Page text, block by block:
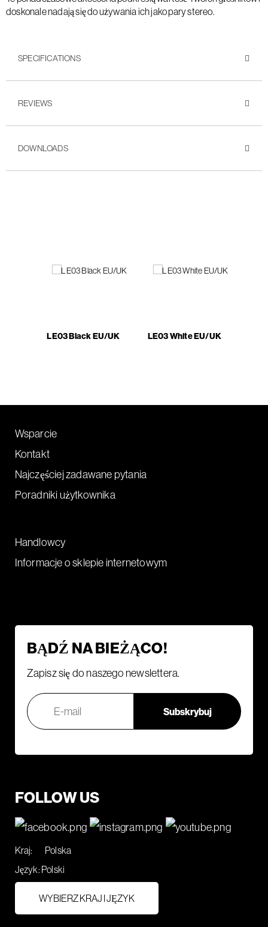
doskonale nadają się do używania ich jako pary stereo.
SPECIFICATIONS
REVIEWS
DOWNLOADS
LE03 Black EU/UK LE03 White EU/UK
Wsparcie
Kontakt
Najczęściej zadawane pytania
Poradniki użytkownika
Handlowcy
Informacje o sklepie internetowym
BĄDŹ NA BIEŻĄCO!
Zapisz się do naszego newslettera.
FOLLOW US
Kraj:
Polska
Język: Polski
WYBIERZ KRAJ I JĘZYK